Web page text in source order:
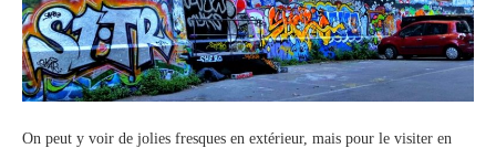
On peut y voir de jolies fresques en extérieur, mais pour le visiter en